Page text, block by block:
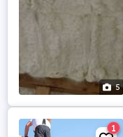
5
1